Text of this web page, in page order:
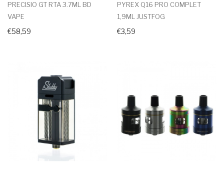
PRECISIO GT RTA 3.7ML BD
VAPE
€58,59
PYREX Q16 PRO COMPLET
1,9ML JUSTFOG
€3,59